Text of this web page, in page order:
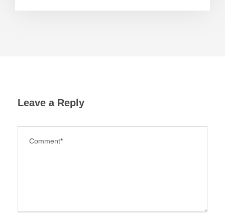
Leave a Reply